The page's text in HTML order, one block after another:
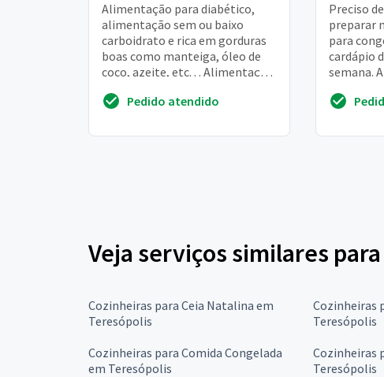
Alimentação para diabético,
alimentação sem ou baixo
carboidrato e rica em gorduras
boas como manteiga, óleo de
coco, azeite, etc. . . Alimentação
Pedido atendido
Preciso
preparar
para
cardápio
semana.
Veja serviços similares
Cozinheiras para Ceia Natalina em
Teresópolis
Cozinheiras
Teresópolis
Cozinheiras para Comida Congelada
em Teresópolis
Cozinheiras
Teresópolis